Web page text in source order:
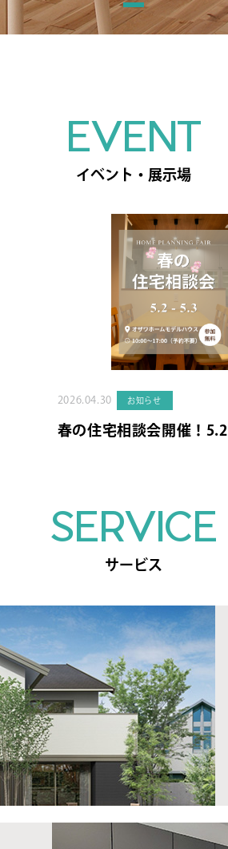
EVENT
イベント・展示場
2026.04.30 お知らせ
春の住宅相談会開催！
SERVICE
サービス